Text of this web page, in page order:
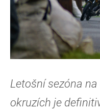
Letošní sezóna
okruzích je